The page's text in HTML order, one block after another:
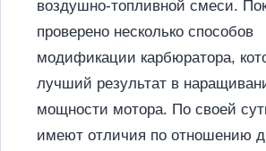
воздушно-топливной смеси.
проверено несколько способов
модификации карбюратора,
лучший результат в
мощности мотора. По своей
имеют отличия по отношению